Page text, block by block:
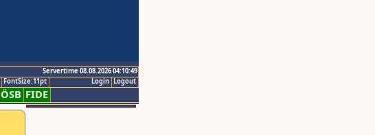
Servertime 08.08.2026 04:10:49
Logout
Login
FontSize:11pt
ÖSB FIDE